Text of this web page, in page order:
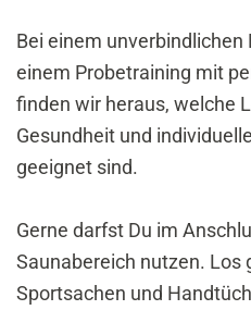
Bei einem
einem Probetraining mit
finden wir heraus, welche
Gesundheit und
geeignet sind.
Gerne darfst Du im
Saunabereich nutzen. Los
Sportsachen und